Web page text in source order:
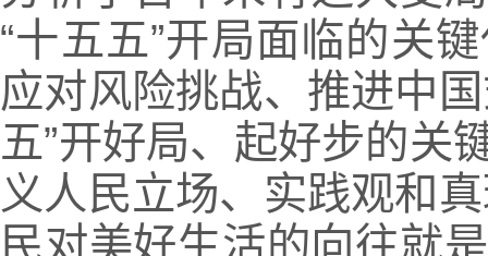
“十五五”开局面临的关
应对风险挑战、推进中
五”开好局、起好步的关
义人民立场、实践观和
民对美好生活的向往就